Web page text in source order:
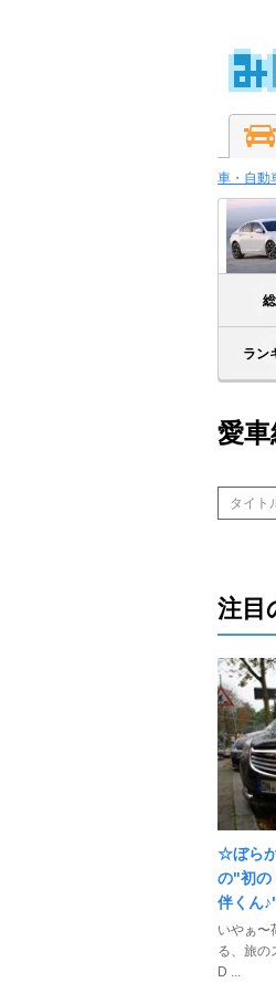
車・自動
ラン
愛
注目
☆ぼら
の"初
伴くん
いやぁ〜
る、旅の
D ...